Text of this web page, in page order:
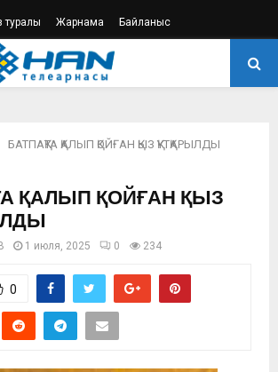
туралы Жарнама Байланыс
БАТПАҚТА ҚАЛЫП ҚОЙҒАН ҚЫЗ ҚҰТҚАРЫЛДЫ
ҚАЛЫП ҚОЙҒАН ҚЫЗ
1 июля, 2025 0 234
0